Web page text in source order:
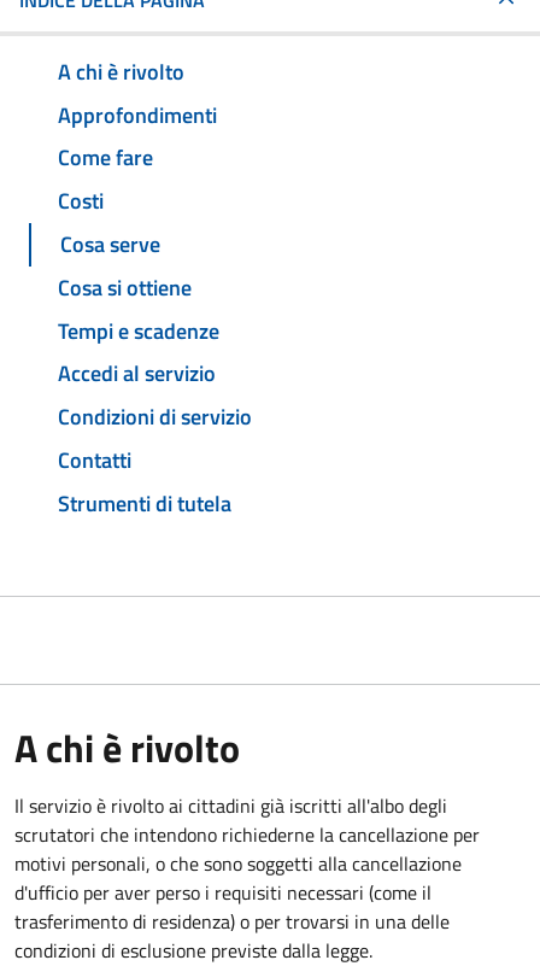
A chi è rivolto
Approfondimenti
Come fare
Costi
Cosa serve
Cosa si ottiene
Tempi e scadenze
Accedi al servizio
Condizioni di servizio
Contatti
Strumenti di tutela
A chi è rivolto
Il servizio è rivolto ai cittadini già iscritti all'albo degli
scrutatori che intendono richiederne la cancellazione per
motivi personali, o che sono soggetti alla cancellazione
d'ufficio per aver perso i requisiti necessari (come il
trasferimento di residenza) o per trovarsi in una delle
condizioni di esclusione previste dalla legge.